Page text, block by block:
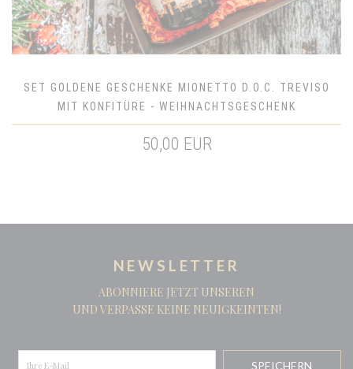
SET GOLDENE GESCHENKE MIONETTO D.O.C. TREVISO
MIT KONFITÜRE - WEIHNACHTSGESCHENK
50,00 EUR
NEWSLETTER
ABONNIERE JETZT UNSEREN
UND VERPASSE KEINE NEUIGKEINTEN!